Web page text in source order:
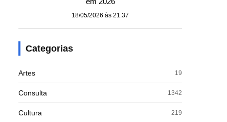
18/05/2026 às 21:37
Categorias
Artes 19
Consulta 1342
Cultura 219